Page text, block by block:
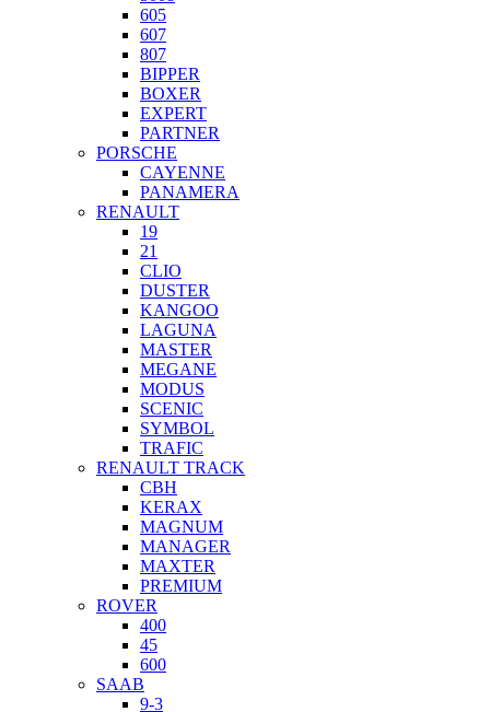
605
607
807
BIPPER
BOXER
EXPERT
PARTNER
PORSCHE
CAYENNE
PANAMERA
RENAULT
19
21
CLIO
DUSTER
KANGOO
LAGUNA
MASTER
MEGANE
MODUS
SCENIC
SYMBOL
TRAFIC
RENAULT TRACK
CBH
KERAX
MAGNUM
MANAGER
MAXTER
PREMIUM
ROVER
400
45
600
SAAB
9-3